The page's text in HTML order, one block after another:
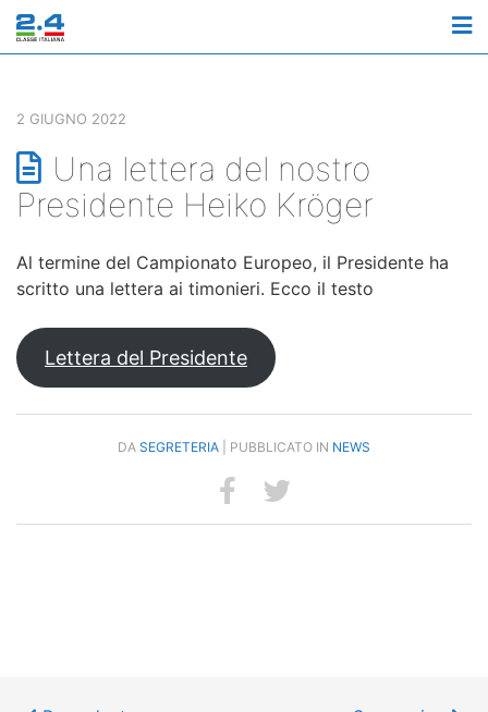
2 GIUGNO 2022
Una lettera del nostro
Presidente Heiko Kröger
Al termine del Campionato Europeo, il Presidente ha
scritto una lettera ai timonieri. Ecco il testo
Lettera del Presidente
DA SEGRETERIA | PUBBLICATO IN NEWS